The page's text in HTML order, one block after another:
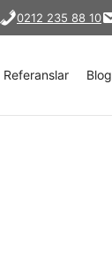
0212 235 88 10
Referanslar Blog